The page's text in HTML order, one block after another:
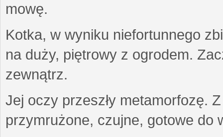
mowę.
Kotka, w wyniku niefortunnego
na duży, piętrowy z ogrodem.
zewnątrz.
Jej oczy przeszły metamorfozę.
przymrużone, czujne, gotowe do